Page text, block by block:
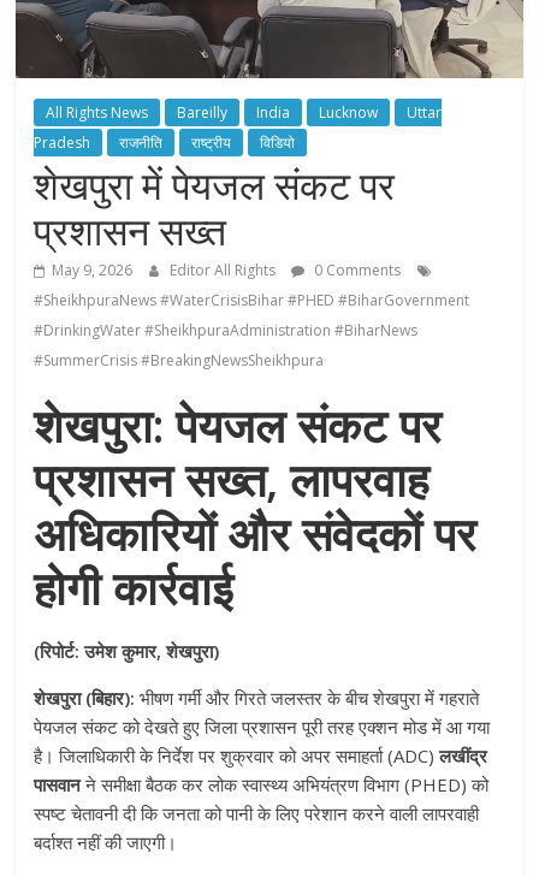
All Rights News Bareilly India Lucknow
Uttar
Pradesh
राजनीति राष्ट्रीय विडियो
शेखपुरा में पेयजल संकट पर
प्रशासन सख्त
May 9, 2026 Editor All Rights
0 Comments
#SheikhpuraNews #WaterCrisisBihar #PHED #BiharGovernment
#DrinkingWater #SheikhpuraAdministration #BiharNews
#SummerCrisis #BreakingNewsSheikhpura
शेखपुरा: पेयजल संकट पर
प्रशासन सख्त, लापरवाह
अधिकारियों और संवेदकों पर
होगी कार्रवाई
(रिपोर्ट: उमेश कुमार, शेखपुरा)
शेखपुरा (बिहार): भीषण गर्मी और गिरते जलस्तर के बीच शेखपुरा में गहराते
पेयजल संकट को देखते हुए जिला प्रशासन पूरी तरह एक्शन मोड में आ गया
है। जिलाधिकारी के निर्देश पर शुक्रवार को अपर समाहर्ता (ADC)लखींद्र
पासवानने समीक्षा बैठक कर लोक स्वास्थ्य अभियंत्रण विभाग (PHED) को
स्पष्ट चेतावनी दी कि जनता को पानी के लिए परेशान करने वाली लापरवाही
बर्दाश्त नहीं की जाएगी।